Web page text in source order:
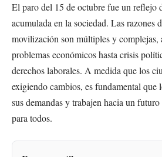
El paro del 15 de octubre fue un reflejo
acumulada en la sociedad. Las razones
movilización son múltiples y complejas,
problemas económicos hasta crisis
derechos laborales. A medida que los
exigiendo cambios, es fundamental que
sus demandas y trabajen hacia un
para todos.